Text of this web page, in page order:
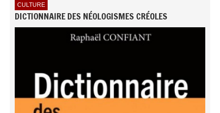
CULTURE
DICTIONNAIRE DES NÉOLOGISMES CRÉOLES